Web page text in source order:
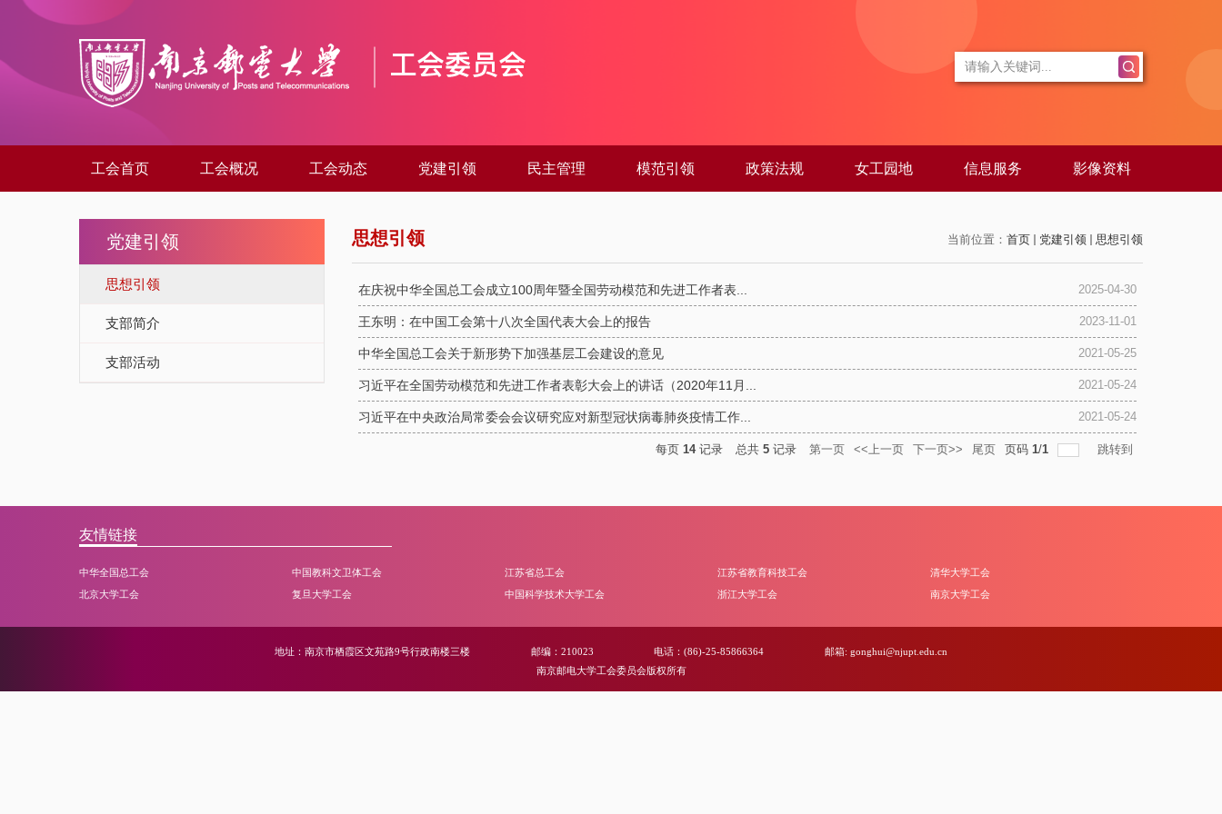
工会首页 工会概况 工会动态 党建引领 民主管理 模范引领 政策法规 女工园地 信息服务 影像资料
党建引领
思想引领
支部简介
支部活动
当前位置： 首页 党建引领 思想引领
思想引领
在庆祝中华全国总工会成立100周年暨全国劳动模范和先进工作者表... 2025-04-30
王东明：在中国工会第十八次全国代表大会上的报告 2023-11-01
中华全国总工会关于新形势下加强基层工会建设的意见 2021-05-25
习近平在全国劳动模范和先进工作者表彰大会上的讲话（2020年11月... 2021-05-24
习近平在中央政治局常委会会议研究应对新型冠状病毒肺炎疫情工作... 2021-05-24
每页 14记录 总共 5 记录 第一页 <<上一页 下一页>> 尾页 页码 1/1 跳转到
友情链接
中华全国总工会 中国教科文卫体工会 江苏省总工会 江苏省教育科技工会
清华大学工会
北京大学工会
复旦大学工会 中国科学技术大学工会 浙江大学工会 南京大学工会
地址：南京市栖霞区文苑路9号行政南楼三楼 邮编：210023 电话：(86)-25-85866364
邮箱: gonghui@njupt.edu.cn
南京邮电大学工会委员会版权所有